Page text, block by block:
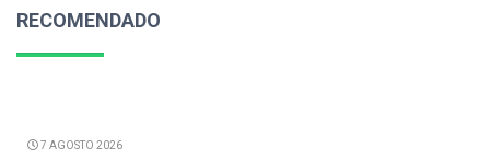
RECOMENDADO
7 AGOSTO 2026